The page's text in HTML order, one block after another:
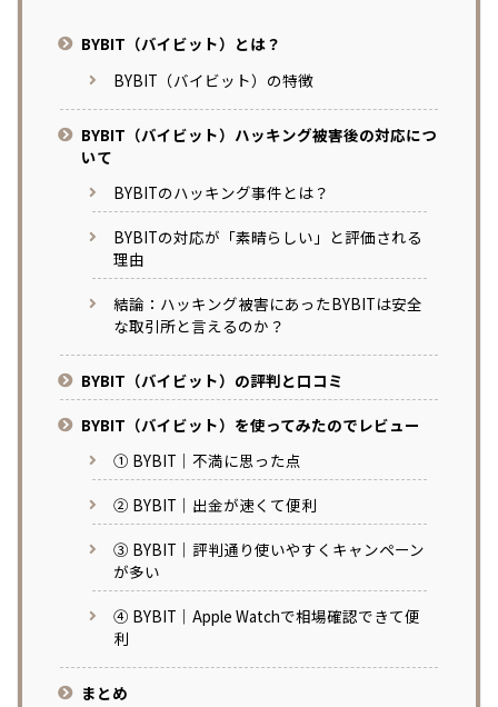
BYBIT（バイビット）とは？
BYBIT（バイビット）の特徴
BYBIT（バイビット）ハッキング被害後の対応につ
いて
BYBITのハッキング事件とは？
BYBITの対応が「素晴らしい」と評価される
理由
結論：ハッキング被害にあったBYBITは安全
な取引所と言えるのか？
BYBIT（バイビット）の評判と口コミ
BYBIT（バイビット）を使ってみたのでレビュー
① BYBIT｜不満に思った点
② BYBIT｜出金が速くて便利
③ BYBIT｜評判通り使いやすくキャンペーン
が多い
④ BYBIT｜Apple Watchで相場確認できて便
利
まとめ